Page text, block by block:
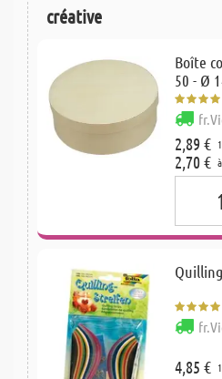
créative
Boîte
50 - Ø
2,89 €
2,70 €
4,85 €